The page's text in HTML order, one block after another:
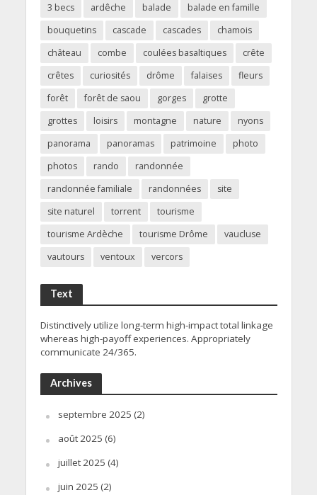
3 becs ardêche balade
balade en famille
bouquetins
cascade cascades
chamois
château
combe coulées basaltiques
crête
crêtes
curiosités drôme falaises
fleurs
forêt
forêt de saou gorges
grotte
grottes
loisirs montagne nature
nyons
panorama
panoramas patrimoine
photo
photos
rando
randonnée
randonnée familiale
randonnées
site
site naturel
torrent
tourisme
tourisme Ardèche
tourisme Drôme
vaucluse
vautours
ventoux vercors
Text
Distinctively utilize long-term high-impact total linkage
whereas high-payoff experiences. Appropriately
communicate 24/365.
Archives
septembre 2025 (2)
août 2025 (6)
juillet 2025 (4)
juin 2025 (2)